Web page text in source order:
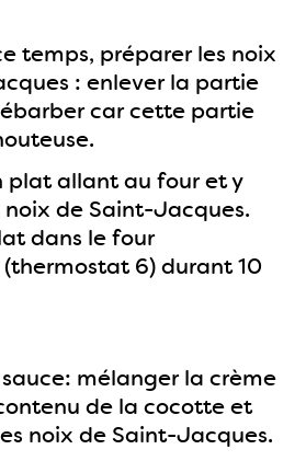
temps, préparer les noix
: enlever la partie
car cette partie
plat allant au four et y
noix de Saint-Jacques.
dans le four
6) durant 10
mélanger la crème
de la cocotte et
noix de Saint-Jacques.